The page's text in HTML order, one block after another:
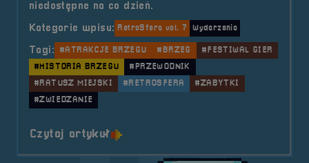
niedostępne na co dzień.
Kategorie wpisu: RetroSfera vol. 7 Wydarzenia
Tagi: #ATRAKCJE BRZEGU #BRZEG
#FESTIWAL GIER
#HISTORIA BRZEGU
#PRZEWODNIK
#RATUSZ MIEJSKI
#RETROSFERA
#ZABYTKI
#ZWIEDZANIE
Czytaj artykuło tytule Zwiedzanie Ratusza